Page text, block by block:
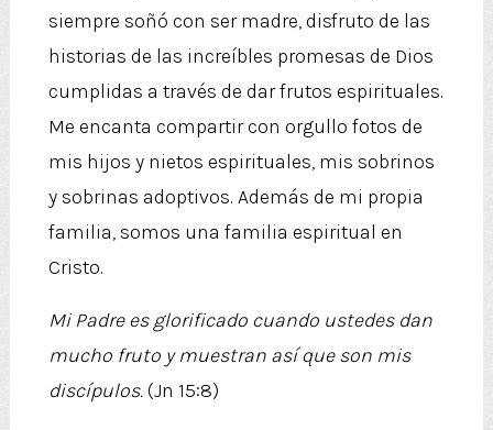
siempre soñó con ser madre, disfruto de las
historias de las increíbles promesas de Dios
cumplidas a través de dar frutos espirituales.
Me encanta compartir con orgullo fotos de
mis hijos y nietos espirituales, mis sobrinos
y sobrinas adoptivos. Además de mi propia
familia, somos una familia espiritual en
Cristo.
Mi Padre es glorificado cuando ustedes dan
mucho fruto y muestran así que son mis
discípulos.(Jn 15:8)